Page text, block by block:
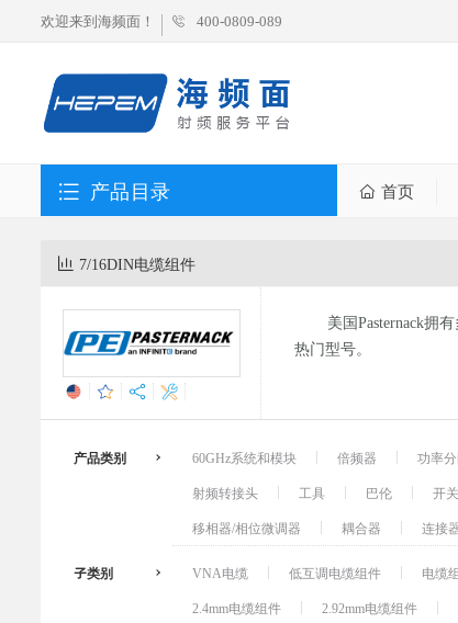
欢迎来到海频面！ 400-0809-089
产品目录 首页
7/16DIN电缆组件
美国Pasternack拥
热门型号。
产品类别 60GHz系统和模块 倍频器 功率
射频转接头
工具 巴伦 开关
移相器/相位微调器
耦合器 连接
子类别 VNA电缆 低互调电缆组件 电缆
2.4mm电缆组件
2.92mm电缆组件